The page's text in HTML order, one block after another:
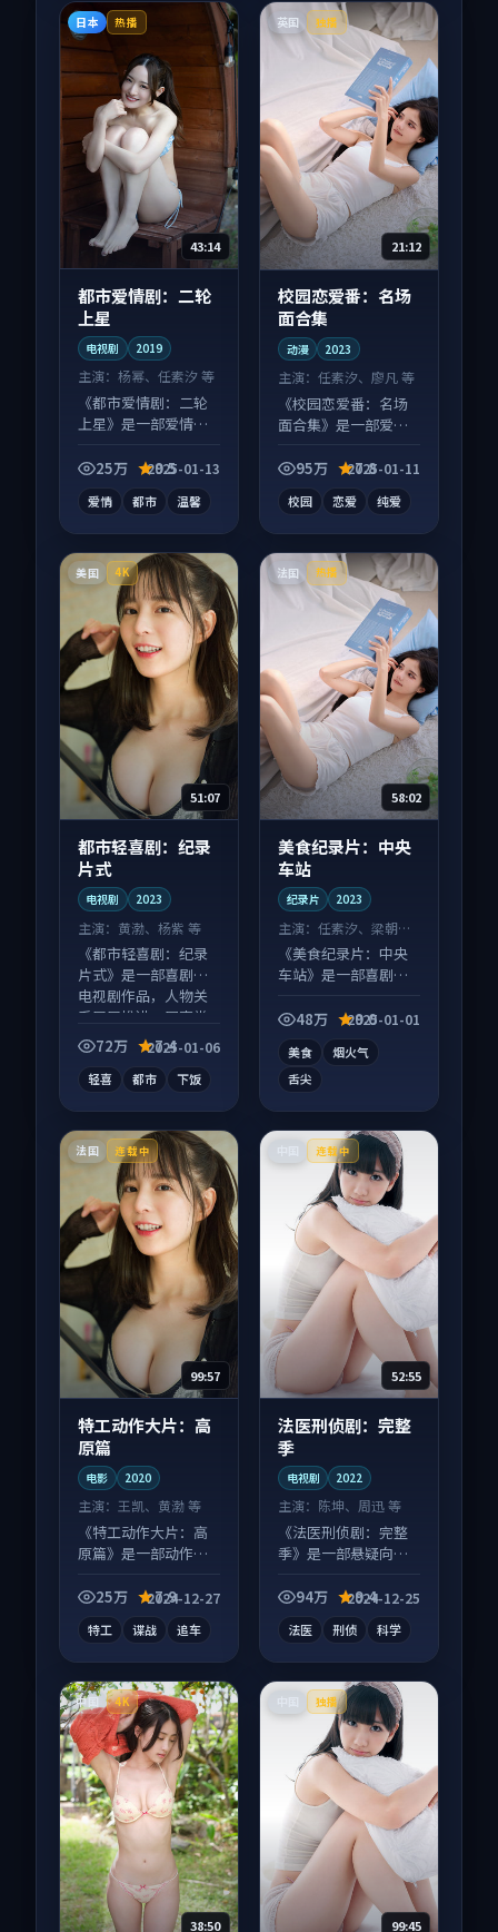
日本 热播
43:14
都市爱情剧：二轮
上星
电视剧 2019
主演： 杨幂、任素汐 等
《都市爱情剧：二轮
上星》是一部爱情向
屏端观看，细节更丰
25万 9.5
2025-01-13
爱情 都市 温馨
英国 独播
21:12
校园恋爱番：名场
面合集
动漫 2023
主演：任素汐、廖凡 等
《校园恋爱番：名场
面合集》是一部爱情
续发酵，适合周末一
95万 7.8
2025-01-11
校园 恋爱 纯爱
美国 4K
51:07
都市轻喜剧：纪录
片式
电视剧 2023
主演： 黄渤、杨紫 等
《都市轻喜剧：纪录
片式》是一部喜剧向
电视剧作品，人物关
系层层推进，尾声常
有情绪落点。
72万 7.4
2025-01-06
轻喜 都市 下饭
法国 热播
58:02
美食纪录片：中央
车站
纪录片 2023
主演：任素汐、梁朝伟
等
《美食纪录片：中央
车站》是一部喜剧向
蛋别错过，字幕区常
48万 9.0
2025-01-01
美食
烟火气
舌尖
法国 连载中
99:57
特工动作大片：高
原篇
电影 2020
主演： 王凯、黄渤 等
《特工动作大片：高
原篇》是一部动作向
发酵，适合周末一口
25万 7.9
2024-12-27
特工 谍战 追车
连载中
52:55
法医刑侦剧：完整
季
电视剧 2022
主演： 陈坤、周迅 等
《法医刑侦剧：完整
季》是一部悬疑向电
在线，配乐与镜头配
94万 9.4
2024-12-25
法医 刑侦 科学
中国 4K
38:50
独播
99:45